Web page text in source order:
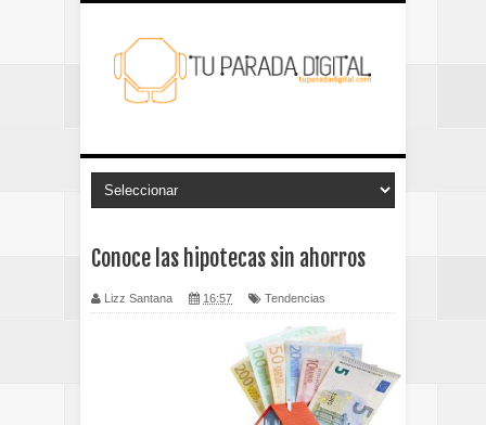
Conoce las hipotecas sin ahorros
Lizz Santana 16:57 Tendencias